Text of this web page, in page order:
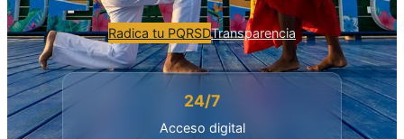
Radica tu PQRSDTransparencia
24/7
Acceso digital